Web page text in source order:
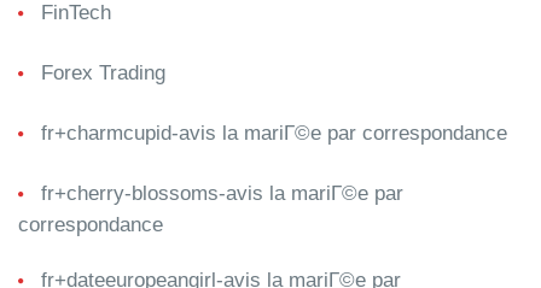
FinTech
Forex Trading
fr+charmcupid-avis la mariГ©e par correspondance
fr+cherry-blossoms-avis la mariГ©e par
correspondance
fr+dateeuropeangirl-avis la mariГ©e par